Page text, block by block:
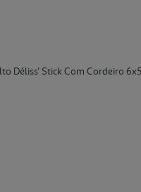
Déliss' Stick Com Cordeiro